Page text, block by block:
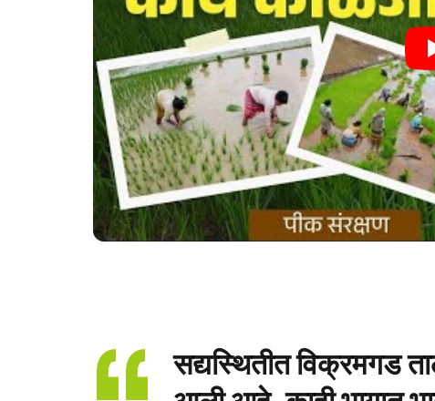
सद्यस्थितीत विक्रमगड